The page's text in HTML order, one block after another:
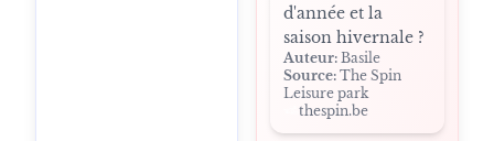
d'année et la
saison hivernale ?
Auteur: Basile
Source: The Spin
Leisure park
thespin.be